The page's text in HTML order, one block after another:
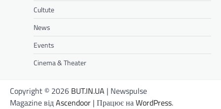
Cultute
News
Events
Cinema & Theater
Copyright © 2026 BUT.IN.UA | Newspulse
Magazine відAscendoor | Працює наWordPress.